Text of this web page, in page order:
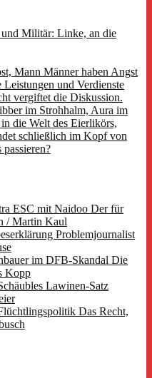
Militär: Linke, an die
Mann Männer haben Angst
und Verdienste
vergiftet die Diskussion.
im Strohhalm, Aura im
die Welt des Eierlikörs,
schließlich im Kopf von
ESC mit Naidoo Der für
/ Martin Kaul
Problemjournalist
im DFB-Skandal Die
Kopp
Lawinen-Satz
Das Recht,